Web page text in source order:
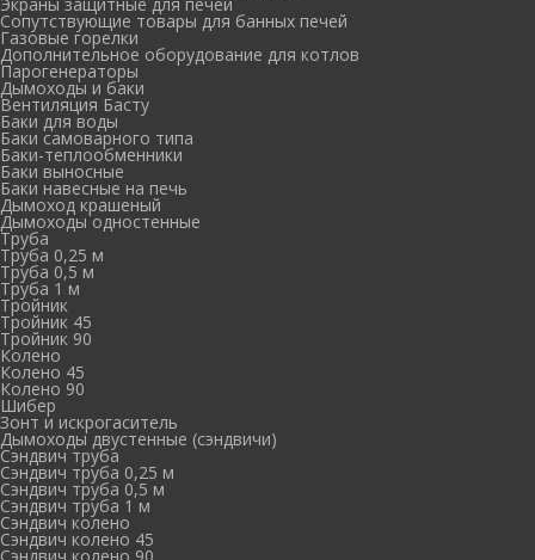
Сопутствующие товары для банных печей
Газовые горелки
Дополнительное оборудование для котлов
Парогенераторы
Дымоходы и баки
Вентиляция Басту
Баки для воды
Баки самоварного типа
Баки-теплообменники
Баки выносные
Баки навесные на печь
Дымоход крашеный
Дымоходы одностенные
Труба
Труба 0,25 м
Труба 0,5 м
Труба 1 м
Тройник
Тройник 45
Тройник 90
Колено
Колено 45
Колено 90
Шибер
Зонт и искрогаситель
Дымоходы двустенные (сэндвичи)
Сэндвич труба
Сэндвич труба 0,25 м
Сэндвич труба 0,5 м
Сэндвич труба 1 м
Сэндвич колено
Сэндвич колено 45